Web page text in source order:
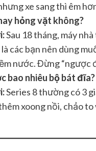
xe sang thì êm
hỏng vặt không?
Sau 18 tháng, máy
các bạn nên dùng
nước. Đừng “ngược
bao nhiêu bộ bát đĩa?
Series 8 thường có 3
xoong nồi, chảo